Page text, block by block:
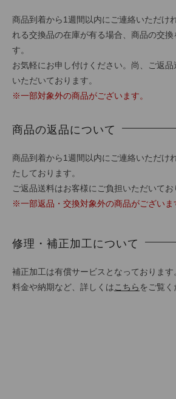
商品到着から1週間以内にご連絡いただけ
れる交換品の在庫が有る場合、商品の交
す。
お気軽にお申し付けください。尚、ご返
いただいております。
※一部対象外の商品がございます。
商品の返品について
商品到着から1週間以内にご連絡いただけ
たしております。
ご返品送料はお客様にご負担いただいてお
※一部返品・交換対象外の商品がございま
修理・補正加工について
補正加工は有償サービスとなっております
料金や納期など、詳しくは こちら をご覧く